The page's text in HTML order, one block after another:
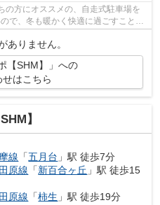
方にオススメの、自走式駐車場を
で、冬も暖かく快適に過ごすことが
件で...
ありません。
【SHM】」への
はこちら
】
線 「五月台 」駅 徒歩7分
原線 「新百合ヶ丘 」駅 徒歩15
原線 「柿生 」駅 徒歩19分